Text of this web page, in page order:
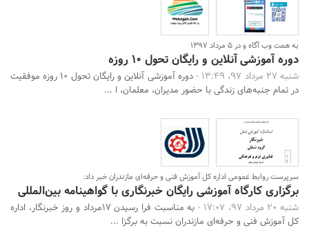
به همت وب آگاه و در 5 مرداد 1397
دوره آموزشی آنلاین و رایگان تحول 10 روزه
شنبه 27 مرداد 97، 13:49 -
دوره آموزشی آنلاین و رایگان تحول 10 روزه موفقیت
در تمام جنبه‌های زندگی با حضور مدیران، معلمان، ا ...
سرپرست روابط عمومی اداره کل آموزش فنی و حرفه‌ای مازندران خبر داد:
برگزاری کارگاه آموزشی رایگان خبرنگاری با گواهینامه بین‌المللی
شنبه 20 مرداد 97، 17:07 -
به مناسبت فرا رسیدن 17مرداد و روز خبرنگار، اداره
کل آموزش فنی و حرفه‌ای مازندران نسبت به برگزا ...